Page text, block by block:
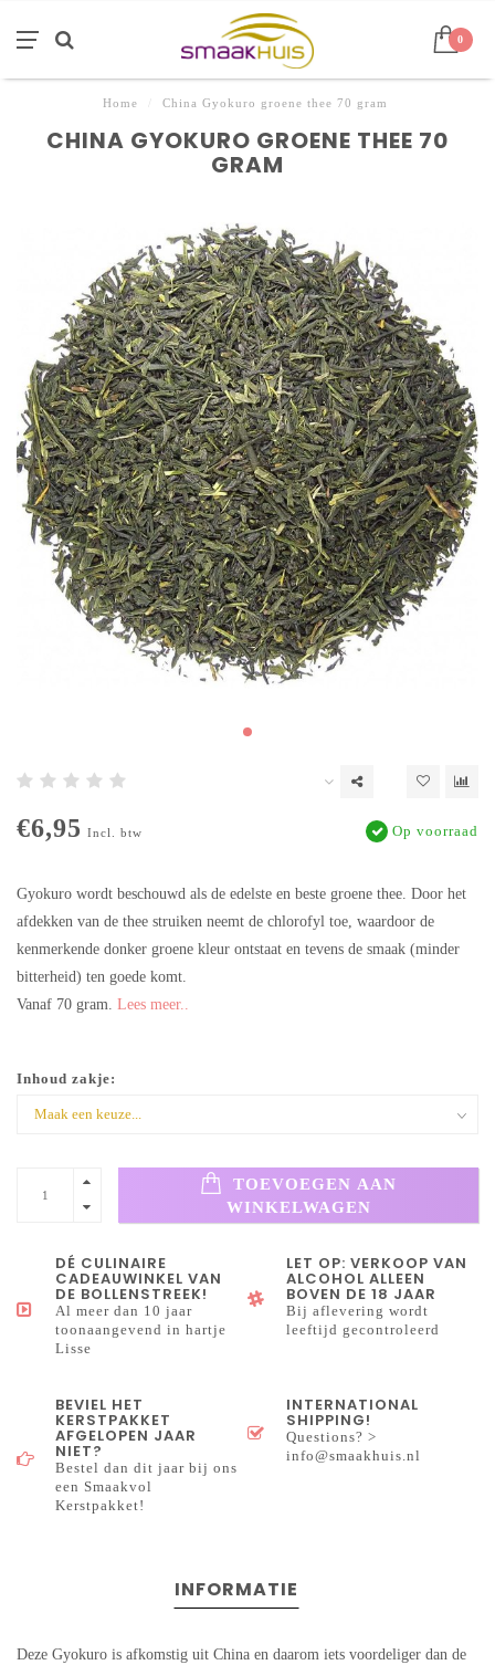
0
Home China Gyokuro groene thee 70 gram
CHINA GYOKURO GROENE THEE 70
GRAM
€6,95 Incl. btw Op voorraad
Gyokuro wordt beschouwd als de edelste en beste groene thee. Door het
afdekken van de thee struiken neemt de chlorofyl toe, waardoor de
kenmerkende donker groene kleur ontstaat en tevens de smaak (minder
bitterheid) ten goede komt.
Vanaf 70 gram. Lees meer..
Inhoud zakje:
TOEVOEGEN AAN
WINKELWAGEN
DÉ CULINAIRE
CADEAUWINKEL VAN
DE BOLLENSTREEK!
Al meer dan 10 jaar
toonaangevend in hartje
Lisse
LET OP: VERKOOP VAN
ALCOHOL ALLEEN
BOVEN DE 18 JAAR
Bij aflevering wordt
leeftijd gecontroleerd
BEVIEL HET
KERSTPAKKET
AFGELOPEN JAAR
NIET?
Bestel dan dit jaar bij ons
een Smaakvol
Kerstpakket!
INTERNATIONAL
SHIPPING!
Questions? >
info@smaakhuis.nl
INFORMATIE
Deze Gyokuro is afkomstig uit China en daarom iets voordeliger dan de